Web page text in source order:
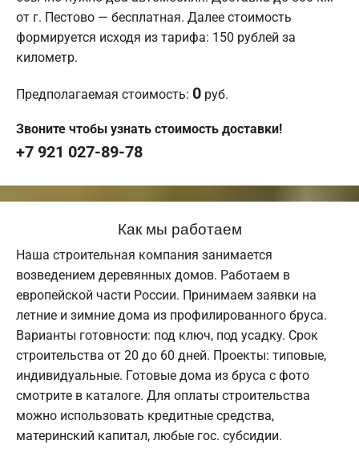
от г. Пестово — бесплатная. Далее стоимость
формируется исходя из тарифа: 150 рублей за
километр.
Предполагаемая стоимость: 0 руб.
Звоните чтобы узнать стоимость доставки!
+7 921 027-89-78
Как мы работаем
Наша строительная компания занимается
возведением деревянных домов. Работаем в
европейской части России. Принимаем заявки на
летние и зимние дома из профилированного бруса.
Варианты готовности: под ключ, под усадку. Срок
строительства от 20 до 60 дней. Проекты: типовые,
индивидуальные. Готовые дома из бруса с фото
смотрите в каталоге. Для оплаты строительства
можно использовать кредитные средства,
материнский капитал, любые гос. субсидии.